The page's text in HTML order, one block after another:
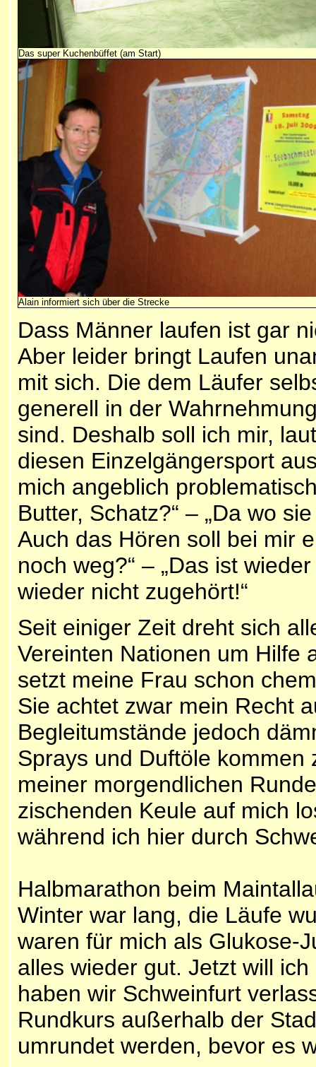
Das super Kuchenbüffet (am Start)
Alain informiert sich über die Strecke
Dass Männer laufen ist gar
Aber leider bringt Laufen
mit sich. Die dem Läufer
generell in der
sind. Deshalb soll ich mir,
diesen Einzelgängersport
mich angeblich
Butter, Schatz?“ – „Da wo
Auch das Hören soll bei mir
noch weg?“ – „Das ist
wieder nicht
Seit einiger Zeit dreht sich
Vereinten Nationen um Hilfe
setzt meine Frau schon
Sie achtet zwar mein Recht
Begleitumstände jedoch
Sprays und Duftöle
meiner morgendlichen
zischenden Keule auf mich
während ich hier durch
Halbmarathon beim
Winter war lang, die Läufe
waren für mich als Glukose-
alles wieder gut. Jetzt will
haben wir Schweinfurt
Rundkurs außerhalb der
umrundet werden, bevor es